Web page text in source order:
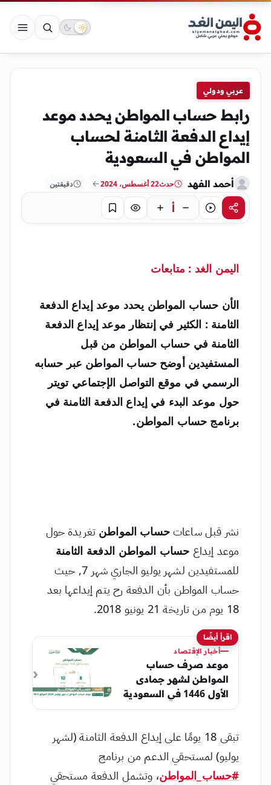
عربي ودولي
رابط حساب المواطن يحدد موعد
إيداع الدفعة الثامنة لحساب
المواطن في السعودية
أحمد الفهد حدث22 أغسطس، 2024 دقيقتين
مشاركةاستماع أ تركيز حفظ
اليمن الغد : متابعات
الأن حساب المواطن يحدد موعد إيداع الدفعة
الثامنة : الكثير في إنتظار موعد إيداع الدفعة
الثامنة في حساب المواطن من قبل
المستفيدين أوضح حساب المواطن عبر حسابه
الرسمي في موقع التواصل الإجتماعي تويتر
حول موعد البدء في إيداع الدفعة الثامنة في
برنامج حساب المواطن.
نشر قبل ساعاتحساب المواطن تغريدة حول
موعد إيداع حساب المواطن الدفعة الثامنة
للمستفيدين لشهر يوليو الجاري شهر 7, حيث
حساب المواطن بأن الدفعة رح يتم إيداعها بعد
18 يوم من تاريخة 21 يونيو 2018.
اقرأ أيضًا
أخبار الإقتصاد
موعد صرف حساب
المواطن لشهر جمادى
الأول 1446 في السعودية
تبقى 18 يومًا على إيداع الدفعة الثامنة (لشهر
يوليو) لمستحقي الدعم من برنامج
#حساب_المواطن، وتشمل الدفعة مستحقي